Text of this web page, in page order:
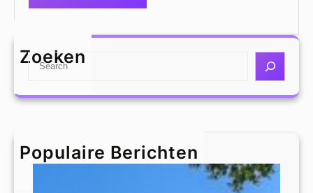
Zoeken
S
a
h
Populaire Berichten